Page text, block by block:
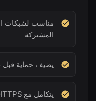
مناسب لشبكات
المشتركة
يضيف حماية قبل
يتكامل مع HTTPS